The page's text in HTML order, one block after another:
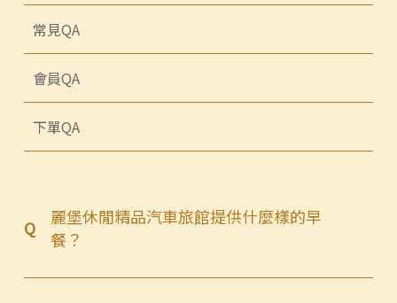
常見QA
會員QA
下單QA
Q
麗堡休閒精品汽車旅館提供什麼樣的早
餐？